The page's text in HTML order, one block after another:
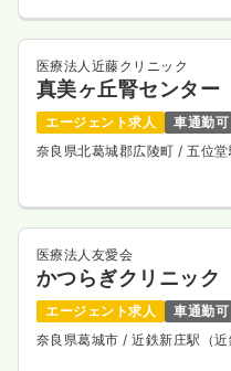
医療法人近藤クリニック
真美ヶ丘腎センター
エージェント求人
車通勤可
奈良県北葛城郡広陵町/ 五位堂
医療法人友愛会
かつらぎクリニック
エージェント求人
車通勤可
奈良県葛城市/ 近鉄新庄駅（